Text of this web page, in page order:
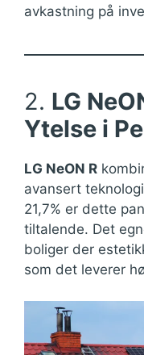
avkastning på
2. LG
Ytelse i
LG NeON R
avansert
21,7% er dette
tiltalende. Det
boliger der
som det leverer